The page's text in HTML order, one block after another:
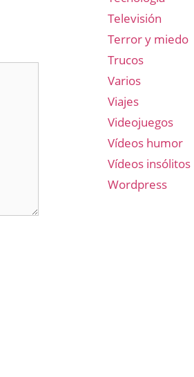
Televisión
Terror y miedo
Trucos
Varios
Viajes
Videojuegos
Vídeos humor
Vídeos insólitos
Wordpress